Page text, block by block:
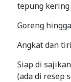
tepung kering
Goreng
Angkat dan
Siap di
(ada di resep